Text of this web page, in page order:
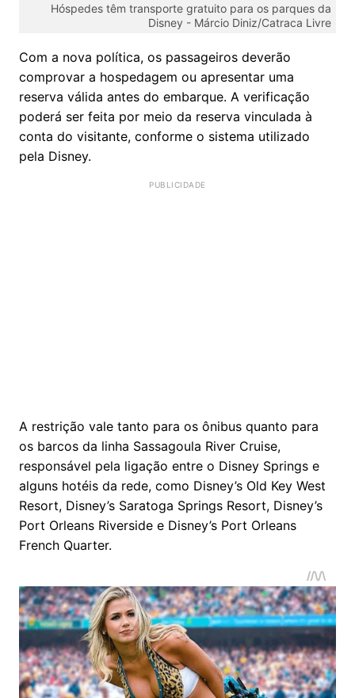
Hóspedes têm transporte gratuito para os parques da
Disney - Márcio Diniz/Catraca Livre
Com a nova política, os passageiros deverão
comprovar a hospedagem ou apresentar uma
reserva válida antes do embarque. A verificação
poderá ser feita por meio da reserva vinculada à
conta do visitante, conforme o sistema utilizado
pela Disney.
A restrição vale tanto para os ônibus quanto para
os barcos da linha Sassagoula River Cruise,
responsável pela ligação entre o Disney Springs e
alguns hotéis da rede, como Disney’s Old Key West
Resort, Disney’s Saratoga Springs Resort, Disney’s
Port Orleans Riverside e Disney’s Port Orleans
French Quarter.